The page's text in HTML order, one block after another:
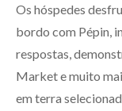
Os hóspedes
bordo com Pépin,
respostas,
Market e muito
em terra